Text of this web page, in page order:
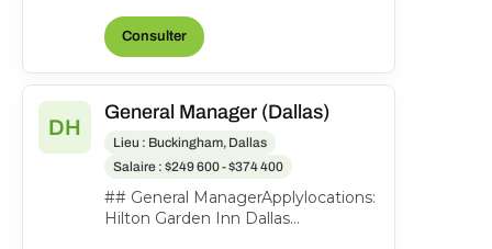
Manager to lead th...
Consulter
DH
General Manager (Dallas)
Lieu : Buckingham, Dallas
Salaire : $249 600 - $374 400
## General ManagerApplylocations:
Hilton Garden Inn Dallas